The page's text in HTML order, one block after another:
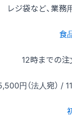
レジ袋など、業務
食
12時までの注
円（法人宛） /